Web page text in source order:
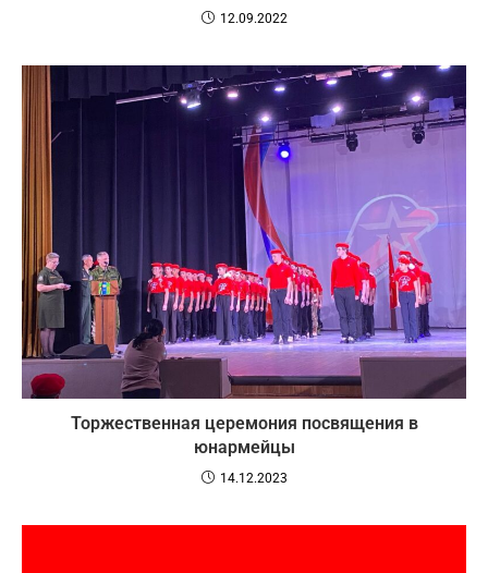
12.09.2022
Торжественная церемония посвящения в
юнармейцы
14.12.2023